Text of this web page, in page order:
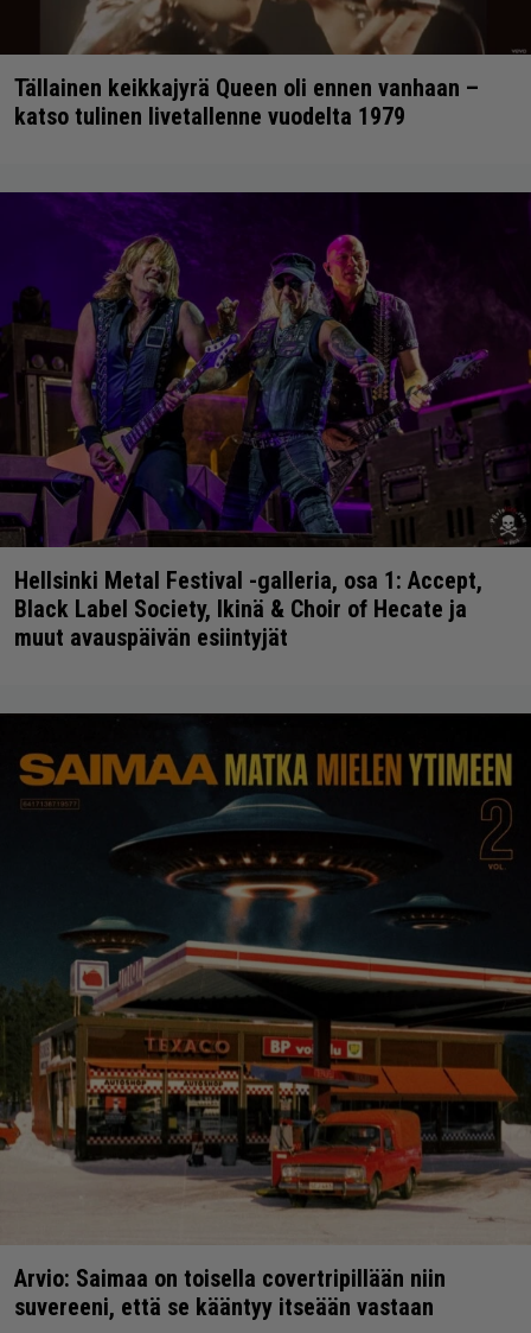
Tällainen keikkajyrä Queen oli ennen vanhaan –
katso tulinen livetallenne vuodelta 1979
Hellsinki Metal Festival -galleria, osa 1: Accept,
Black Label Society, Ikinä & Choir of Hecate ja
muut avauspäivän esiintyjät
Arvio: Saimaa on toisella covertripillään niin
suvereeni, että se kääntyy itseään vastaan